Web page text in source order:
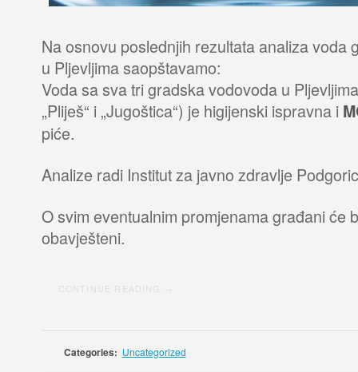
Na osnovu poslednjih rezultata analiza voda
u Pljevljima saopštavamo:
Voda sa sva tri gradska vodovoda u
„Pliješ“ i „Jugoštica“) je higijenski ispravna i
piće.
Analize radi Institut za javno zdravlje
O svim eventualnim promjenama građani će
obavješteni.
Categories: Uncategorized